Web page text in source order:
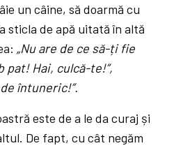
un câine, să doarmă cu
sticla de apă uitată în altă
„Nu are de ce să-ți fie
pat! Hai, culcă-te!”,
întuneric!”.
este de a le da curaj și
De fapt, cu cât negăm